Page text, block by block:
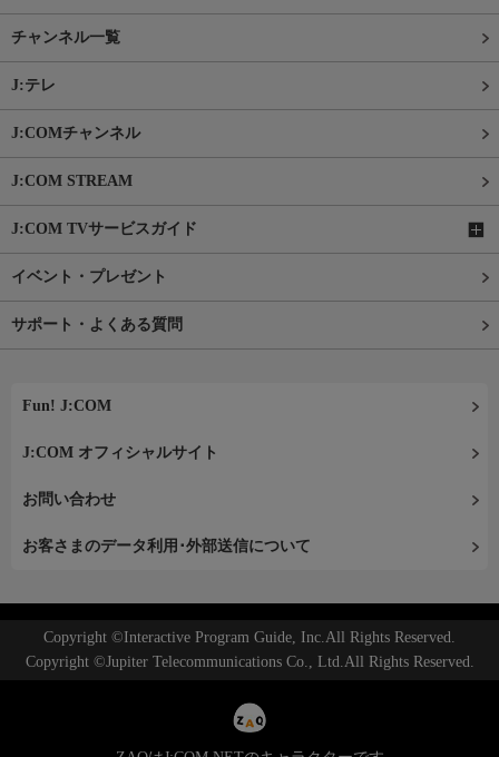
チャンネル一覧
J:テレ
J:COMチャンネル
J:COM STREAM
J:COM TVサービスガイド
イベント・プレゼント
サポート・よくある質問
Fun! J:COM
J:COM オフィシャルサイト
お問い合わせ
お客さまのデータ利用･外部送信について
Copyright ©Interactive Program Guide, Inc.All Rights Reserved.
Copyright ©Jupiter Telecommunications Co., Ltd.All Rights Reserved.